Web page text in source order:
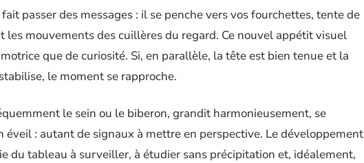
passer des messages : il se penche vers vos fourchettes, tente de
les mouvements des cuillères du regard. Ce nouvel appétit visuel
que de curiosité. Si, en parallèle, la tête est bien tenue et la
le moment se rapproche.
le sein ou le biberon, grandit harmonieusement, se
éveil : autant de signaux à mettre en perspective. Le développement
du tableau à surveiller, à étudier sans précipitation et, idéalement,